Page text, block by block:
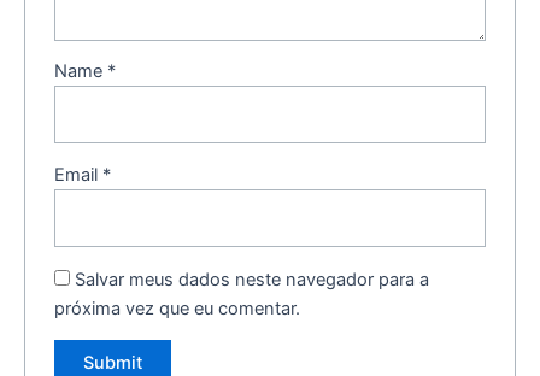
Name *
Email *
Salvar meus dados neste navegador para a
próxima vez que eu comentar.